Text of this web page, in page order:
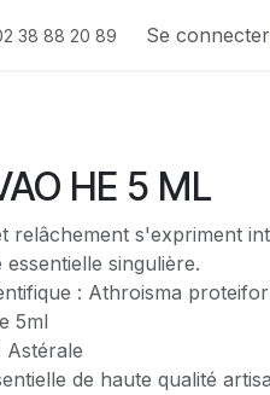
38 88 20 89 Se connecter
HE 5 ML
relâchement s'expriment
singulière.
: Athroisma
5ml
Astérale
de haute qualité